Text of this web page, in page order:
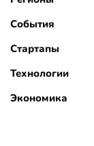
События
Стартапы
Технологии
Экономика